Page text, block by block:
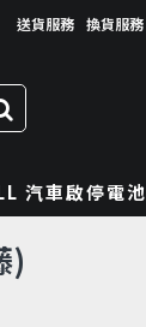
送貨服務 換貨服務
汽車啟停電池
)